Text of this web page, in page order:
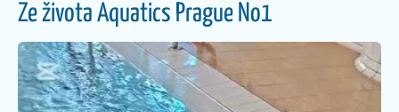
Ze života Aquatics Prague No1